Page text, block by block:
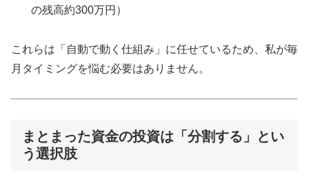
の残高約300万円）
これらは「自動で動く仕組み」に任せているため、私が毎
月タイミングを悩む必要はありません。
まとまった資金の投資は「分割する」とい
う選択肢